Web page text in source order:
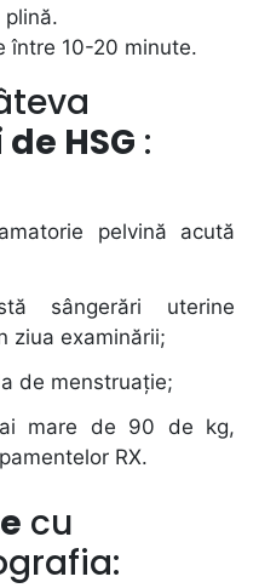
plină.
între 10-20 minute.
HSG :
pelvină acută
sângerări uterine
ziua examinării;
de menstruație;
mare de 90 de kg,
RX.
cu